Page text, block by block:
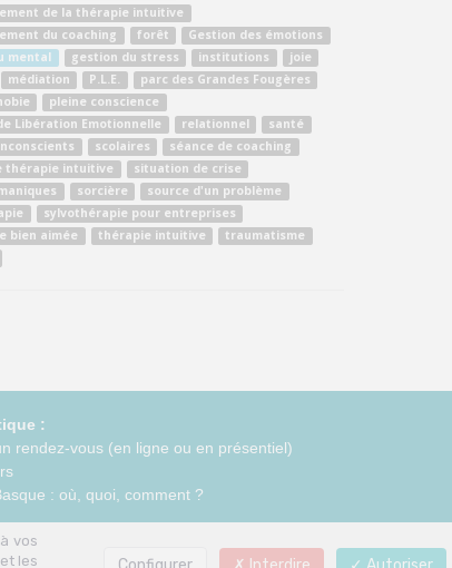
de la thérapie intuitive
du coaching
forêt
Gestion des émotions
mental
gestion du stress institutions
joie
médiation P.L.E.
parc des Grandes Fougères
pleine conscience
Libération Emotionnelle
relationnel
santé
scolaires
séance de coaching
thérapie intuitive
situation de crise
sorcière
source d'un problème
sylvothérapie pour entreprises
bien aimée
thérapie intuitive
traumatisme
:
rendez-vous (en ligne ou en présentiel)
: où, quoi, comment ?
vos
les